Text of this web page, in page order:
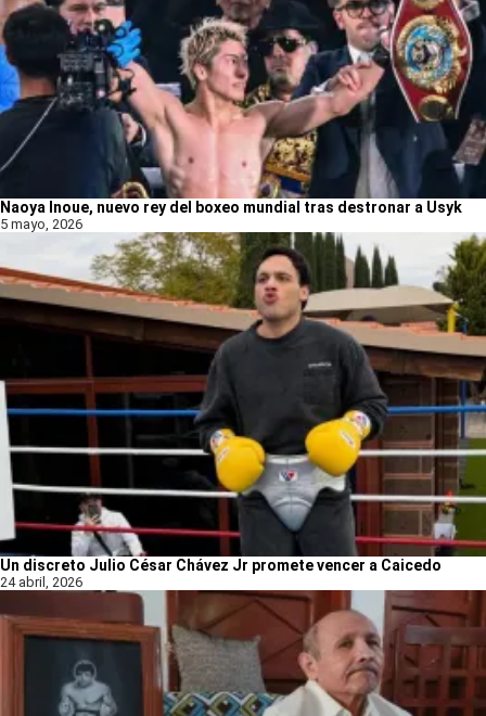
Naoya Inoue, nuevo rey del boxeo mundial tras destronar a Usyk
5 mayo, 2026
Un discreto Julio César Chávez Jr promete vencer a Caicedo
24 abril, 2026